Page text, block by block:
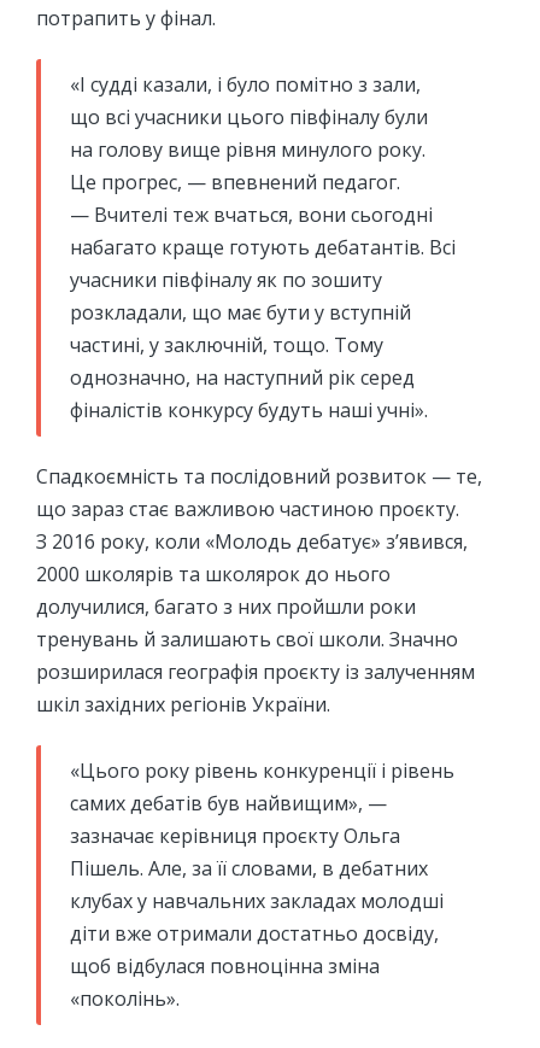
потрапить у фінал.
«І судді казали, і було помітно з зали,
що всі учасники цього півфіналу були
на голову вище рівня минулого року.
Це прогрес, — впевнений педагог.
— Вчителі теж вчаться, вони сьогодні
набагато краще готують дебатантів. Всі
учасники півфіналу як по зошиту
розкладали, що має бути у вступній
частині, у заключній, тощо. Тому
однозначно, на наступний рік серед
фіналістів конкурсу будуть наші учні».
Спадкоємність та послідовний розвиток — те,
що зараз стає важливою частиною проєкту.
З 2016 року, коли «Молодь дебатує» з’явився,
2000 школярів та школярок до нього
долучилися, багато з них пройшли роки
тренувань й залишають свої школи. Значно
розширилася географія проєкту із залученням
шкіл західних регіонів України.
«Цього року рівень конкуренції і рівень
самих дебатів був найвищим», —
зазначає керівниця проєкту Ольга
Пішель. Але, за її словами, в дебатних
клубах у навчальних закладах молодші
діти вже отримали достатньо досвіду,
щоб відбулася повноцінна зміна
«поколінь».